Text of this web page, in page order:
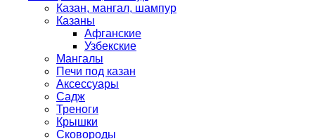
Казан, мангал, шампур
Казаны
Афганские
Узбекские
Мангалы
Печи под казан
Аксессуары
Садж
Треноги
Крышки
Сковороды